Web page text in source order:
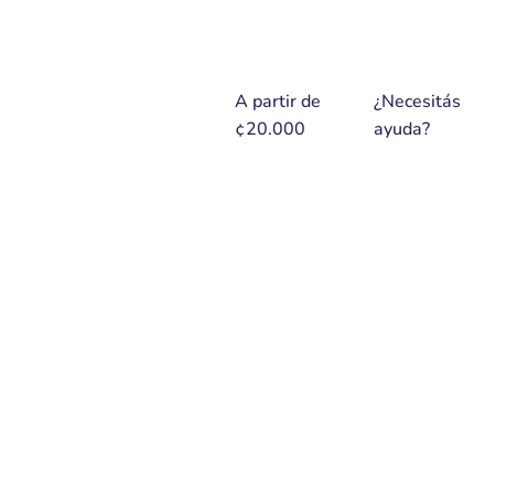
A partir de
¢20.000
¿Necesitás
ayuda?